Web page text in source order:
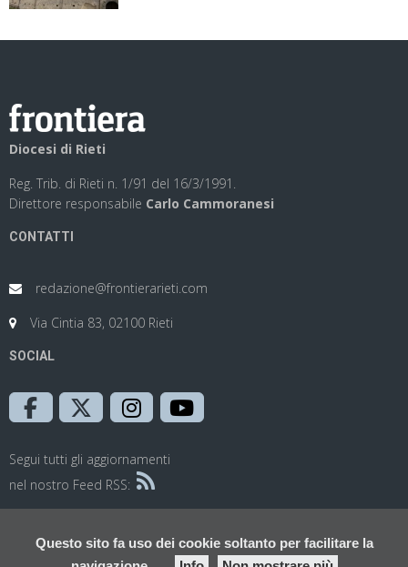
Questo sito fa uso dei cookie soltanto per facilitare la
Diocesi di Rieti
Reg. Trib. di Rieti n. 1/91 del 16/3/1991.
Direttore responsabile Carlo Cammoranesi
CONTATTI
redazione@frontierarieti.com
Via Cintia 83, 02100 Rieti
SOCIAL
Segui tutti gli aggiornamenti
nel nostro Feed RSS: